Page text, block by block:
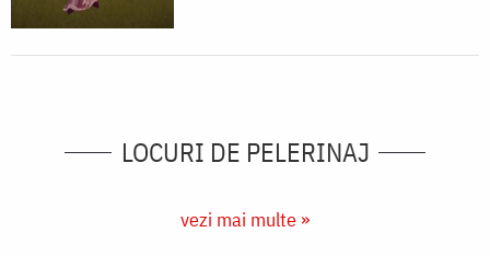
LOCURI DE PELERINAJ
vezi mai multe »